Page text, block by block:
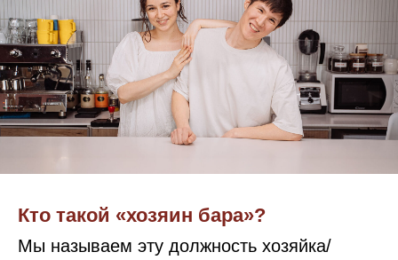
Кто такой «хозяин бара»?
Мы называем эту должность хозяйка/